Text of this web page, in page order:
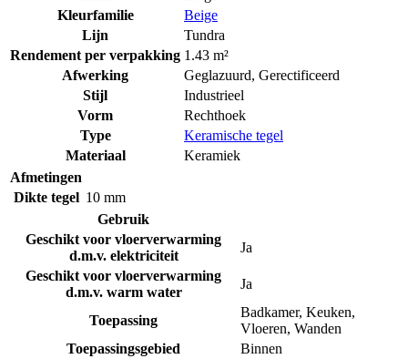
Kleurfamilie
Beige
Lijn
Tundra
Rendement per verpakking 1.43 m²
Afwerking
Geglazuurd, Gerectificeerd
Stijl
Industrieel
Vorm
Rechthoek
Type
Keramische tegel
Materiaal
Keramiek
Afmetingen
Dikte tegel 10 mm
Gebruik
Geschikt voor vloerverwarming
d.m.v. elektriciteit
Ja
Geschikt voor vloerverwarming
d.m.v. warm water
Ja
Toepassing
Badkamer, Keuken,
Vloeren, Wanden
Toepassingsgebied
Binnen